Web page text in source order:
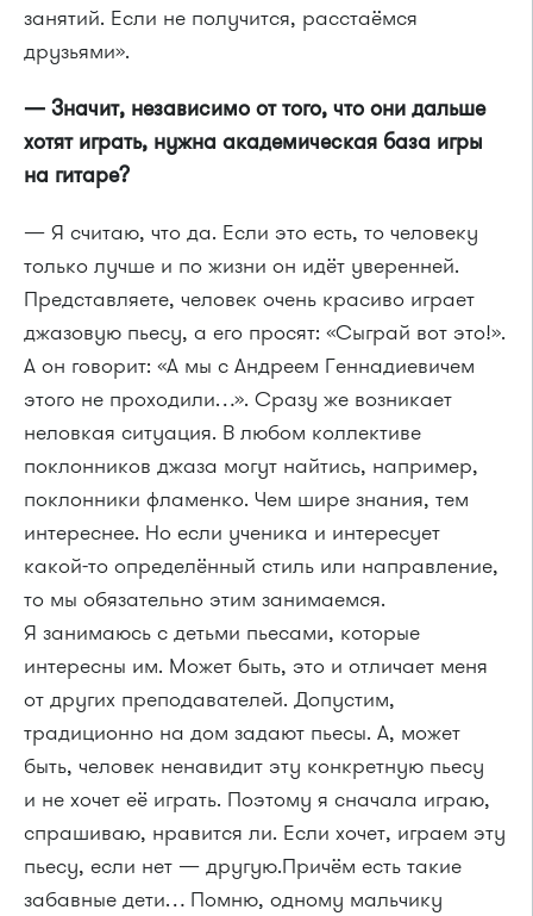
занятий. Если не получится, расстаёмся
друзьями».
— Значит, независимо от того, что они дальше
хотят играть, нужна академическая база игры
на гитаре?
— Я считаю, что да. Если это есть, то человеку
только лучше и по жизни он идёт уверенней.
Представляете, человек очень красиво играет
джазовую пьесу, а его просят: «Сыграй вот это!».
А он говорит: «А мы с Андреем Геннадиевичем
этого не проходили…». Сразу же возникает
неловкая ситуация. В любом коллективе
поклонников джаза могут найтись, например,
поклонники фламенко. Чем шире знания, тем
интереснее. Но если ученика и интересует
какой-то определённый стиль или направление,
то мы обязательно этим занимаемся.
Я занимаюсь с детьми пьесами, которые
интересны им. Может быть, это и отличает меня
от других преподавателей. Допустим,
традиционно на дом задают пьесы. А, может
быть, человек ненавидит эту конкретную пьесу
и не хочет её играть. Поэтому я сначала играю,
спрашиваю, нравится ли. Если хочет, играем эту
пьесу, если нет — другую.Причём есть такие
забавные дети… Помню, одному мальчику